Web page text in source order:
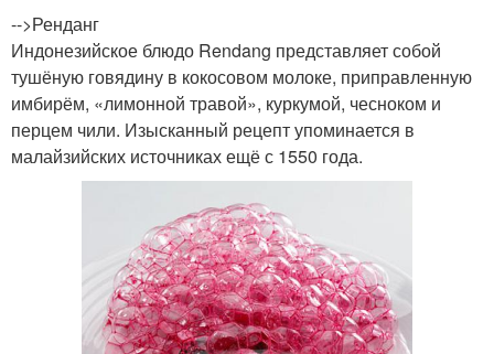
-->Ренданг
Индонезийское блюдо Rendang представляет собой
тушёную говядину в кокосовом молоке, приправленную
имбирём, «лимонной травой», куркумой, чесноком и
перцем чили. Изысканный рецепт упоминается в
малайзийских источниках ещё с 1550 года.